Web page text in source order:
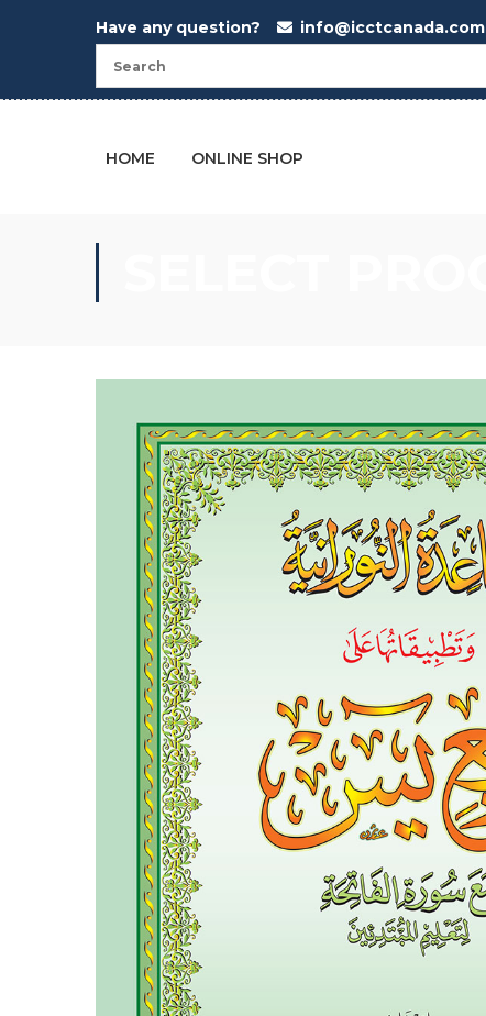
Have any question? info@icctcanada.com
HOME ONLINE SHOP